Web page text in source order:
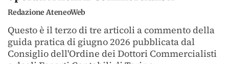
Redazione AteneoWeb
Questo è il terzo di tre articoli a commento della
guida pratica di giugno 2026 pubblicata dal
Consiglio dell'Ordine dei Dottori Commercialisti